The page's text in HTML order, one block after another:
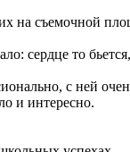
на съемочной
сердце то
с ней
и интересно.